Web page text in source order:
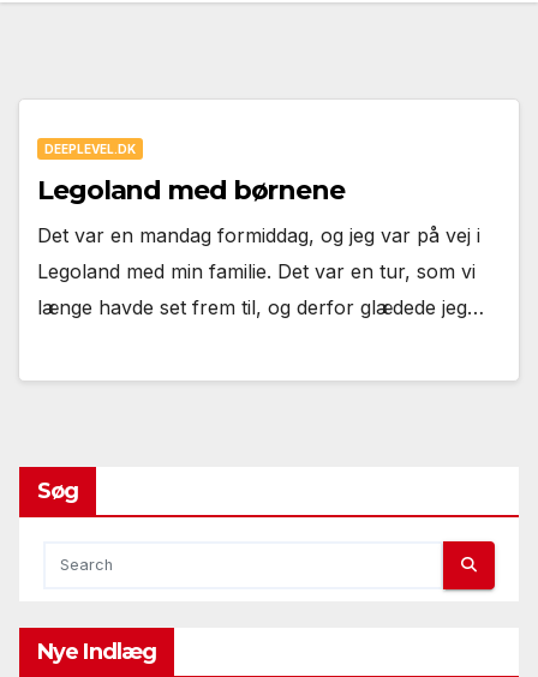
DEEPLEVEL.DK
Legoland med børnene
Det var en mandag formiddag, og jeg var på vej i
Legoland med min familie. Det var en tur, som vi
længe havde set frem til, og derfor glædede jeg…
Søg
Nye Indlæg